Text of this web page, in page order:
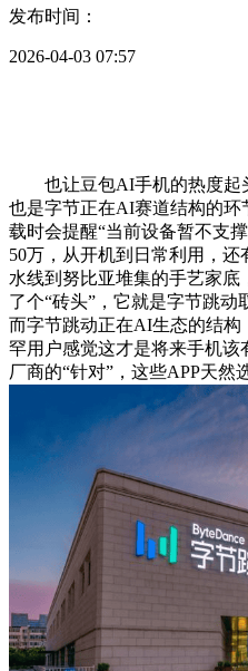
发布时间：
2026-04-03 07:57
也让豆包AI手机的热度起头
也是字节正在AI赛道结构的环
载时会提醒“当前设备暂不支
50万，从开机到日常利用，
水线到努比亚堆集的手艺家
了个“砖头”，它就是字节跳
而字节跳动正在AI生态的结构
罕用户感觉这才是将来手机
厂商的“针对”，这些APP天然